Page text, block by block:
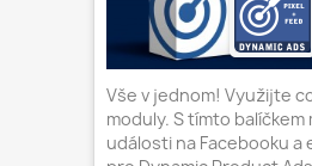
Vše v jednom! Využijte
moduly. S tímto
události na Facebooku